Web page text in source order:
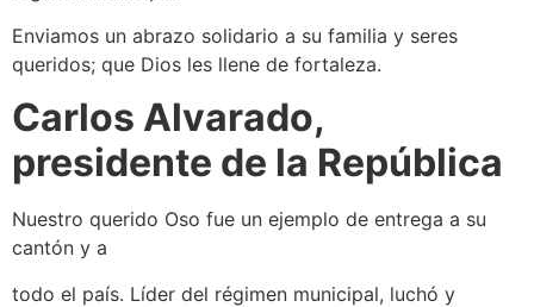
Enviamos un abrazo solidario a su familia y seres
queridos; que Dios les llene de fortaleza.
Carlos Alvarado,
presidente de la República
Nuestro querido Oso fue un ejemplo de entrega a su
cantón y a
todo el país. Líder del régimen municipal, luchó y